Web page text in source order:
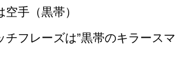
空手（黒帯）
チフレーズは”黒帯のキラースマ